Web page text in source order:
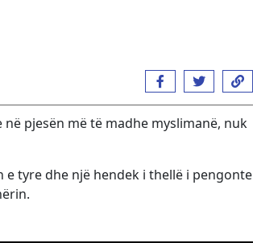
pjesën më të madhe myslimanë, nuk
tyre dhe një hendek i thellë i pengonte